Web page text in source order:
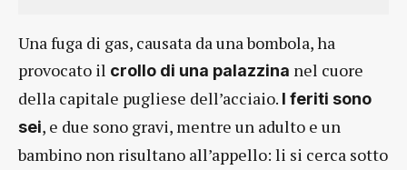
Una fuga di gas, causata da una bombola, ha
provocato il crollo di una palazzina nel cuore
della capitale pugliese dell’acciaio. I feriti sono
sei, e due sono gravi, mentre un adulto e un
bambino non risultano all’appello: li si cerca sotto